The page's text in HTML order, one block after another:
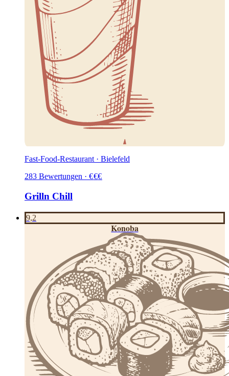
Fast-Food-Restaurant · Bielefeld
283 Bewertungen · €€€
Grilln Chill
9,2
Konoba